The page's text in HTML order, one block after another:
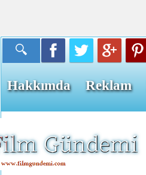
Hakkımda Reklam